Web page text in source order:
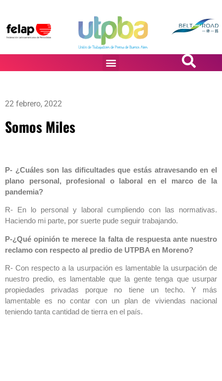
22 febrero, 2022
Somos Miles
P- ¿Cuáles son las dificultades que estás atravesando en el
plano personal, profesional o laboral en el marco de la
pandemia?
R- En lo personal y laboral cumpliendo con las normativas.
Haciendo mi parte, por suerte pude seguir trabajando.
P-¿Qué opinión te merece la falta de respuesta ante nuestro
reclamo con respecto al predio de UTPBA en Moreno?
R- Con respecto a la usurpación es lamentable la usurpación de
nuestro predio, es lamentable que la gente tenga que usurpar
propiedades privadas porque no tiene un techo. Y más
lamentable es no contar con un plan de viviendas nacional
teniendo tanta cantidad de tierra en el país.